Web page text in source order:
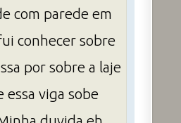
com parede em
conhecer sobre
por sobre a laje
viga sobe